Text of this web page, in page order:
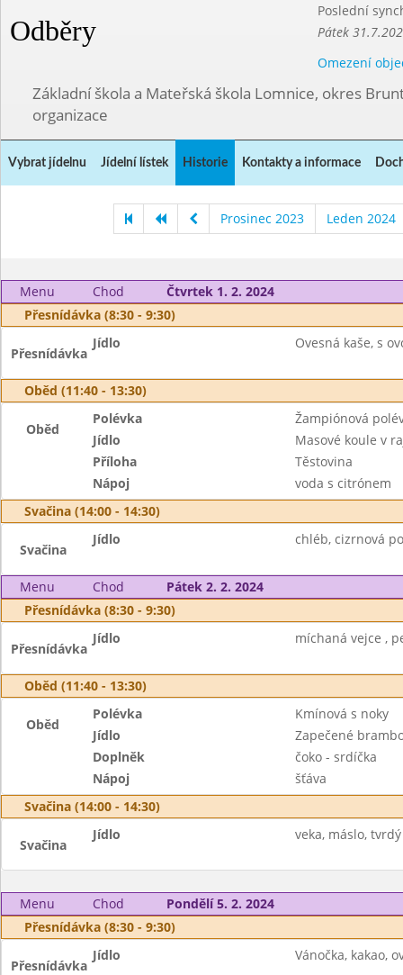
Odběry
Poslední
Pátek
Omezení
Základní škola a Mateřská škola Lomnice, okres
organizace
Vybrat jídelnu Jídelní lístek Historie Kontakty a informace
Prosinec 2023 Leden 2024
Menu Chod
Čtvrtek 1. 2. 2024
Přesnídávka (8:30 - 9:30)
Přesnídávka
Jídlo Ovesná kaše, s
Oběd (11:40 - 13:30)
Oběd
Polévka
Žampiónová
Jídlo
Masové koule v
Příloha
Těstovina
Nápoj
voda s citrónem
Svačina (14:00 - 14:30)
Svačina
Jídlo chléb, cizrnová
Menu Chod
Pátek 2. 2. 2024
Přesnídávka (8:30 - 9:30)
Přesnídávka
Jídlo míchaná vejce ,
Oběd (11:40 - 13:30)
Oběd
Polévka
Kmínová s noky
Jídlo
Zapečené
Doplněk
čoko - srdíčka
Nápoj
šťáva
Svačina (14:00 - 14:30)
Svačina
Jídlo veka, máslo,
Menu Chod
Pondělí 5. 2. 2024
Přesnídávka (8:30 - 9:30)
Přesnídávka
Jídlo Vánočka, kakao,